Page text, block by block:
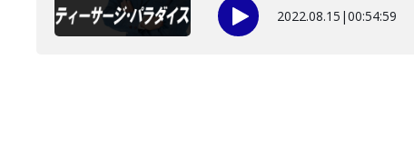
2022.08.15 |00:54:59